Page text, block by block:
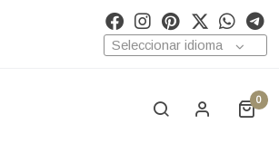
Seleccionar idioma
0